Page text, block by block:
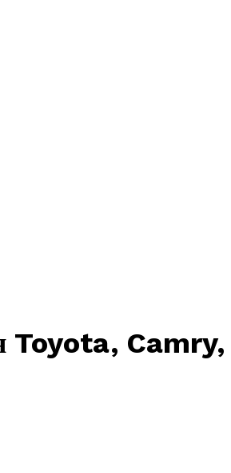
Toyota, Camry,